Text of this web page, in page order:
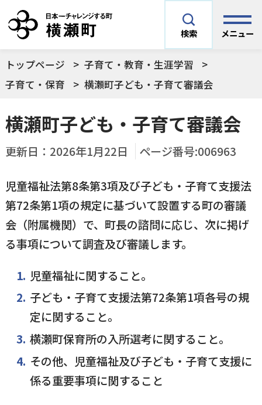
検索 メニュー
サイト内検索
メニューを閉じる
安全安心情報
できごとや場面から探す
結婚・妊娠／出産
育児／子育て
入学／転入学
障がいのある方
手続きから探す
住民票 町税
印鑑登録 戸籍の届出
国民健康保険
各種申請書
よく利用されているコンテンツ
横瀬町の施設
横瀬のふるさと納税
横瀬町の観光
小児科オンライン
暮らし・手続き・
健康・福祉
子育て・教育・生
涯学習
施設・文化 事業者の方向け
横瀬町のこと 広報・メディア
トップページ
子育て・教育・生涯学習
子育て・保育
横瀬町子ども・子育て審議会
横瀬町子ども・子育て審議会
更新日： 2026年1月22日 ページ番号:006963
児童福祉法第8条第3項及び子ども・子育て支援法
第72条第1項の規定に基づいて設置する町の審議
会（附属機関）で、町長の諮問に応じ、次に掲げ
る事項について調査及び審議します。
児童福祉に関すること。
子ども・子育て支援法第72条第1項各号の規
定に関すること。
横瀬町保育所の入所選考に関すること。
その他、児童福祉及び子ども・子育て支援に
係る重要事項に関すること